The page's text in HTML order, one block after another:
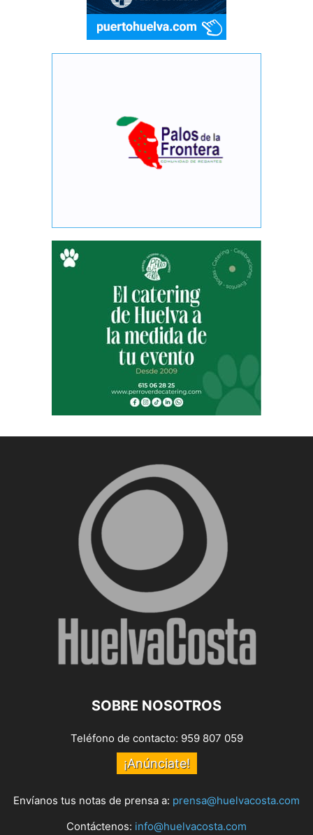
SOBRE NOSOTROS
Teléfono de contacto: 959 807 059
¡Anúnciate!
Envíanos tus notas de prensa a: prensa@huelvacosta.com
Contáctenos: info@huelvacosta.com